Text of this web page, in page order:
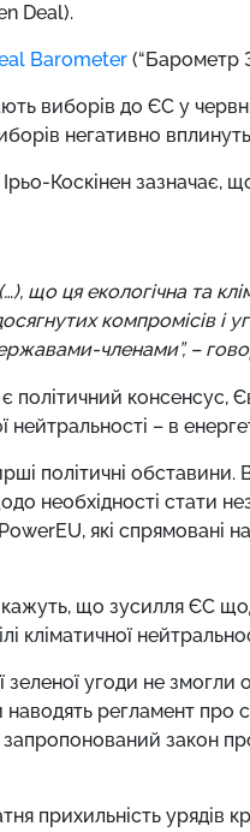
Deal).
Barometer(“Барометр
виборів до ЄС у
негативно
Коскінен зазначає,
що ця екологічна та
компромісів і
членами”, –
політичний консенсус,
нейтральності – в
політичні обставини.
необхідності стати
які спрямовані
що зусилля ЄС
кліматичної
зеленої угоди не
регламент про
закон
прихильність урядів